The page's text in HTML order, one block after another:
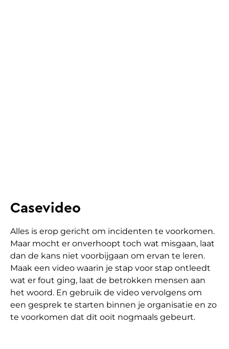
Casevideo
Alles is erop gericht om incidenten te voorkomen.
Maar mocht er onverhoopt toch wat misgaan, laat
dan de kans niet voorbijgaan om ervan te leren.
Maak een video waarin je stap voor stap ontleedt
wat er fout ging, laat de betrokken mensen aan
het woord. En gebruik de video vervolgens om
een gesprek te starten binnen je organisatie en zo
te voorkomen dat dit ooit nogmaals gebeurt.